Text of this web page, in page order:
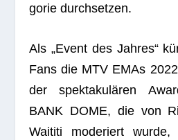
go­rie durchsetzen.
Als „Event des Jah­res“
Fans die MTV EMAs
der spek­ta­ku­lä­ren
BANK DOME, die von
Wai­titi mode­riert wurde,